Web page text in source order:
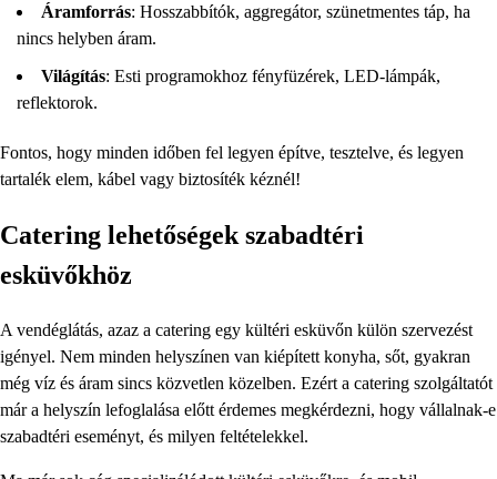
Áramforrás: Hosszabbítók, aggregátor, szünetmentes táp, ha
nincs helyben áram.
Világítás: Esti programokhoz fényfüzérek, LED-lámpák,
reflektorok.
Fontos, hogy minden időben fel legyen építve, tesztelve, és legyen
tartalék elem, kábel vagy biztosíték kéznél!
Catering lehetőségek szabadtéri
esküvőkhöz
A vendéglátás, azaz a catering egy kültéri esküvőn külön szervezést
igényel. Nem minden helyszínen van kiépített konyha, sőt, gyakran
még víz és áram sincs közvetlen közelben. Ezért a catering szolgáltatót
már a helyszín lefoglalása előtt érdemes megkérdezni, hogy vállalnak-e
szabadtéri eseményt, és milyen feltételekkel.